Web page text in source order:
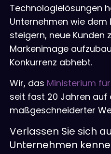
Technologielösungen
Unternehmen wie dem
steigern, neue Kunden
Markenimage
Konkurrenz abhebt.
Wir, das Ministerium
seit fast 20 Jahren auf
maßgeschneiderter
Verlassen Sie sich
Unternehmen